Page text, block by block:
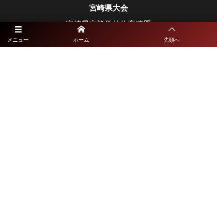
メニュー ホーム 先頭へ
宮崎県大会
宮崎県高等学校体育連盟
宮崎県教育委員会